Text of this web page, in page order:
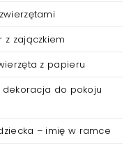
z zajączkiem
z papieru
do pokoju
– imię w ramce